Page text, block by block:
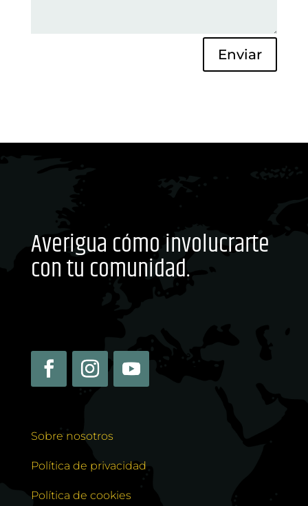
Enviar
Averigua cómo involucrarte
con tu comunidad.
Sobre nosotros
Política de privacidad
Política de cookies